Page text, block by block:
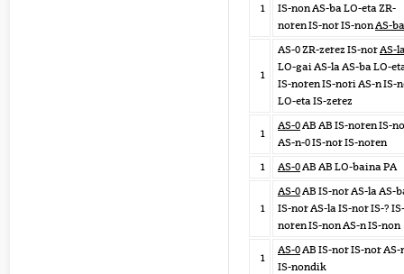
1
IS-non AS-ba LO-eta ZR-
noren IS-nor IS-nonAS-ba
1
AS-0 ZR-zerez IS-norAS-
LO-gai AS-la AS-ba LO-
IS-noren IS-nori AS-n IS-
LO-eta IS-zerez
1
AS-0AB AB IS-noren IS-
AS-n-0 IS-nor IS-noren
1
AS-0AB AB LO-baina PA
1
AS-0AB IS-nor AS-la AS-
IS-nor AS-la IS-nor IS-? IS-
noren IS-non AS-n IS-non
1
AS-0AB IS-nor IS-nor AS-
IS-nondik